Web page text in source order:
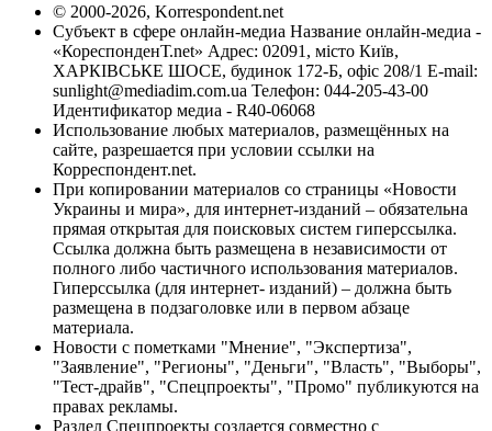
© 2000-2026, Korrespondent.net
Субъект в сфере онлайн-медиа Название онлайн-медиа -
«КореспонденТ.net» Адрес: 02091, місто Київ,
ХАРКІВСЬКЕ ШОСЕ, будинок 172-Б, офіс 208/1 E-mail:
sunlight@mediadim.com.ua Телефон: 044-205-43-00
Идентификатор медиа - R40-06068
Использование любых материалов, размещённых на
сайте, разрешается при условии ссылки на
Корреспондент.net.
При копировании материалов со страницы «Новости
Украины и мира», для интернет-изданий – обязательна
прямая открытая для поисковых систем гиперссылка.
Ссылка должна быть размещена в независимости от
полного либо частичного использования материалов.
Гиперссылка (для интернет- изданий) – должна быть
размещена в подзаголовке или в первом абзаце
материала.
Новости с пометками "Мнение", "Экспертиза",
"Заявление", "Регионы", "Деньги", "Власть", "Выборы",
"Тест-драйв", "Спецпроекты", "Промо" публикуются на
правах рекламы.
Раздел Спецпроекты создается совместно с